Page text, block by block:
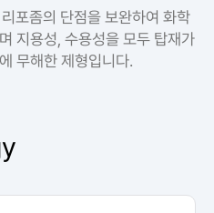
포좀의 단점을 보완하여 화학
지용성, 수용성을 모두 탑재가
무해한 제형입니다.